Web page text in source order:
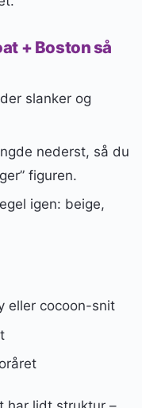
+ Boston så
slanker og
nederst, så du
figuren.
igen: beige,
eller cocoon-snit